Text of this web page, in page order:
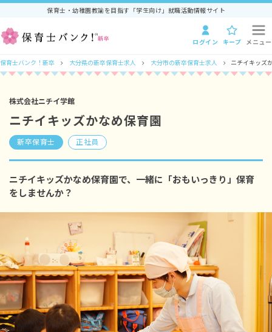
保育士・幼稚園教諭を目指す「学生向け」就職活動情報サイト
ログイン キープ メニュー
保育士バンク！新卒 大分県の新卒保育士求人 大分市の新卒保育士求人 ニチイキッズ
株式会社ニチイ学館
ニチイキッズかなめ保育園
新卒保育士 正社員
ニチイキッズかなめ保育園で、一緒に「おもいっきり」保育
をしませんか？